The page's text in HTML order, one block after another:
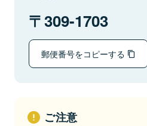
309-1703
郵便番号をコピーする
ご注意